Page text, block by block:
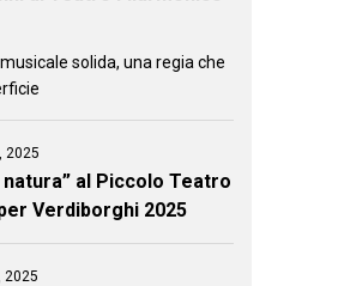
solida, una regia che
2025
natura” al Piccolo Teatro
Verdiborghi 2025
2025